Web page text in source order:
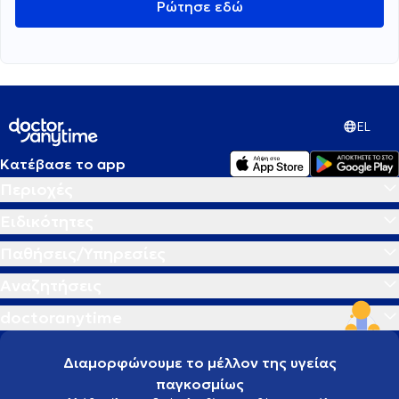
Ρώτησε εδώ
EL
Κατέβασε το app
Διαμορφώνουμε το μέλλον της υγείας
παγκοσμίως